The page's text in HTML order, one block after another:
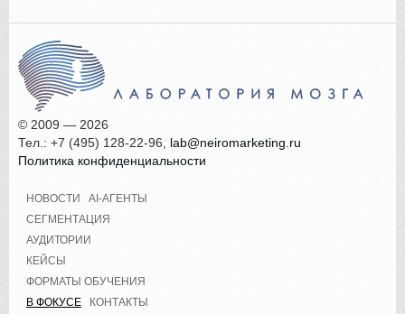
© 2009 — 2026
Тел.: +7 (495) 128-22-96, lab@neiromarketing.ru
Политика конфиденциальности
НОВОСТИ
AI-АГЕНТЫ
СЕГМЕНТАЦИЯ
АУДИТОРИИ
КЕЙСЫ
ФОРМАТЫ ОБУЧЕНИЯ
В ФОКУСЕ
КОНТАКТЫ